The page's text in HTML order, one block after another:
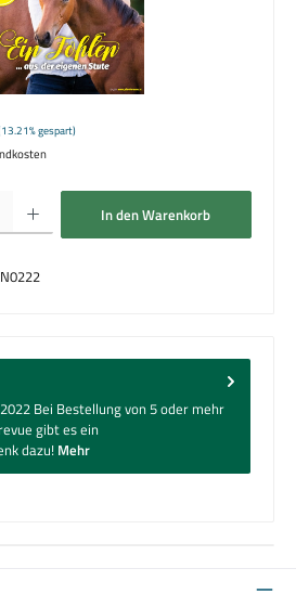
Preis: gespart)
Wert ein oder benutze die Schaltflächen um
In den Warenkorb
Bei Bestellung von 5 oder mehr
gibt es ein
dazu! Mehr